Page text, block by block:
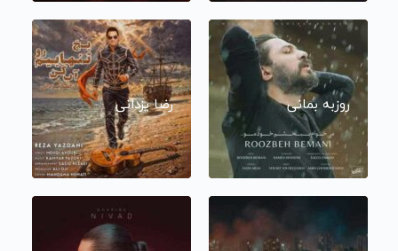
روزبه بمانی رضا یزدانی